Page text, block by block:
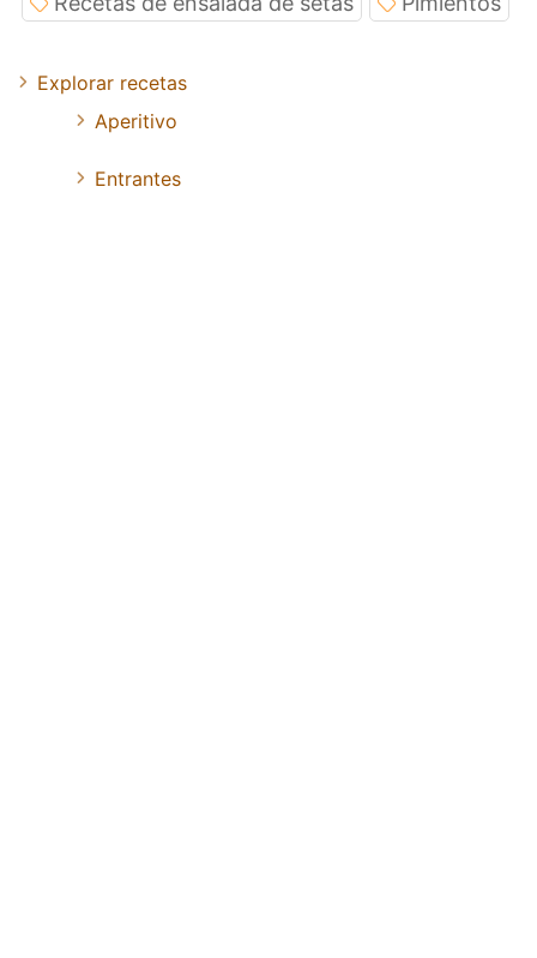
Explorar recetas
Aperitivo
Entrantes